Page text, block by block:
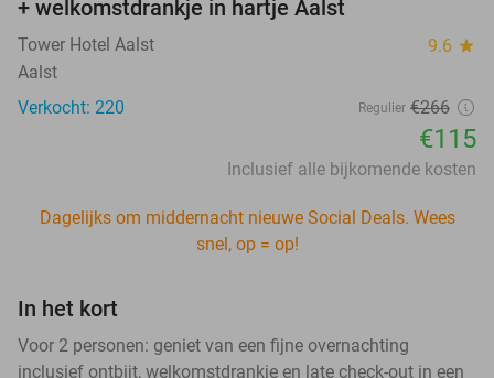
+ welkomstdrankje in hartje Aalst
Tower Hotel Aalst 9.6 star
Aalst
Verkocht: 220
Regulier €266
€115
Inclusief alle bijkomende kosten
Dagelijks om middernacht nieuwe Social Deals. Wees
snel, op = op!
In het kort
Voor 2 personen: geniet van een fijne overnachting
inclusief ontbijt, welkomstdrankje en late check-out in een